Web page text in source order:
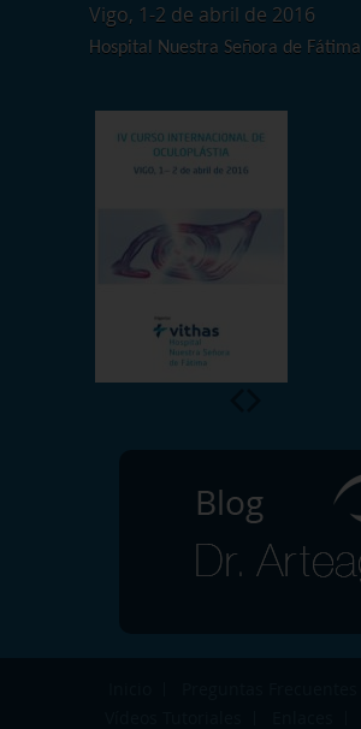
Vigo, 1-2 de abril de 2016
Hospital Nuestra Señora de Fátima